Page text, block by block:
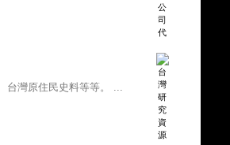
台灣原住民史料等等。 ...